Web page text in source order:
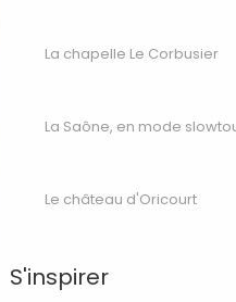
La chapelle Le Corbusier
La Saône, en mode
Le château d'Oricourt
S'inspirer